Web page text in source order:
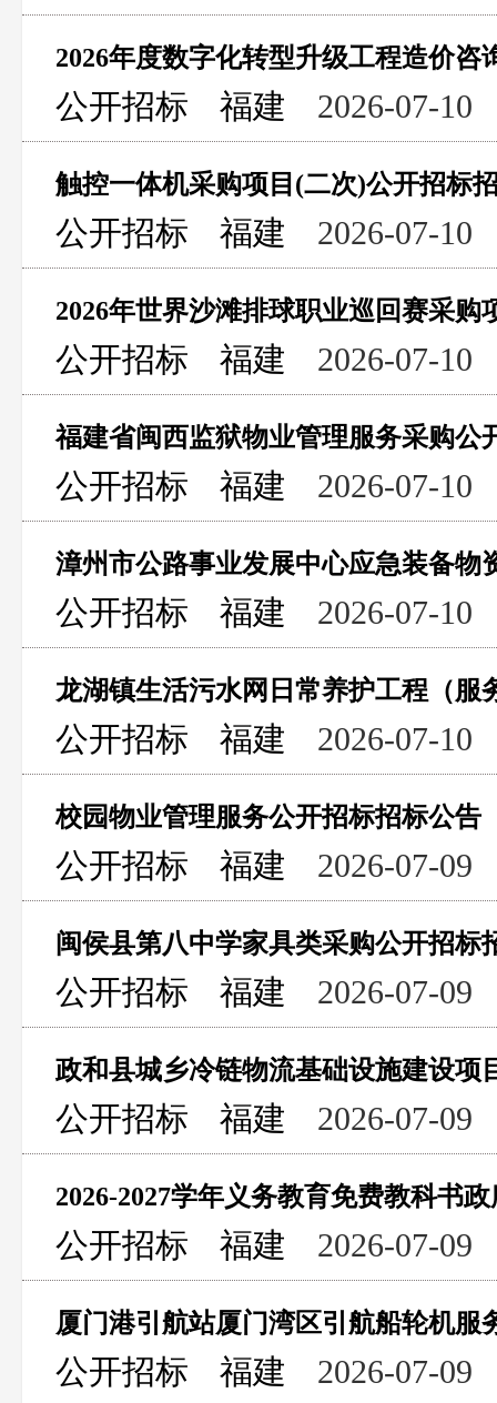
2026年度数字化转型升级工程造价咨
公开招标 福建 2026-07-10
触控一体机采购项目(二次)公开招标
公开招标 福建 2026-07-10
2026年世界沙滩排球职业巡回赛采购
公开招标 福建 2026-07-10
福建省闽西监狱物业管理服务采购公
公开招标 福建 2026-07-10
公开招标 福建 2026-07-10
龙湖镇生活污水网日常养护工程（服
公开招标 福建 2026-07-10
校园物业管理服务公开招标招标公告
公开招标 福建 2026-07-09
闽侯县第八中学家具类采购公开招标
公开招标 福建 2026-07-09
公开招标 福建 2026-07-09
2026-2027学年义务教育免费教科书
公开招标 福建 2026-07-09
厦门港引航站厦门湾区引航船轮机服
公开招标 福建 2026-07-09